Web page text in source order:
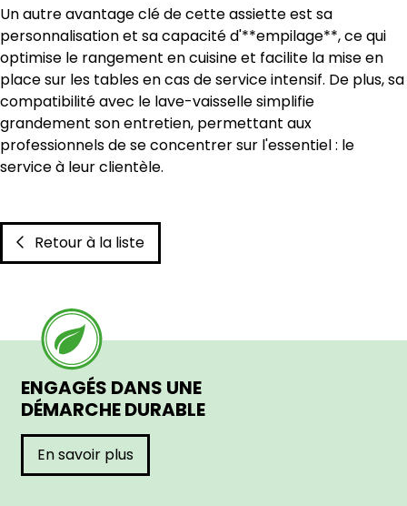
Un autre avantage clé de cette assiette est sa
personnalisation et sa capacité d'**empilage**, ce qui
optimise le rangement en cuisine et facilite la mise en
place sur les tables en cas de service intensif. De plus, sa
compatibilité avec le lave-vaisselle simplifie
grandement son entretien, permettant aux
professionnels de se concentrer sur l'essentiel : le
service à leur clientèle.
Retour à la liste
ENGAGÉS DANS UNE
DÉMARCHE DURABLE
En savoir plus